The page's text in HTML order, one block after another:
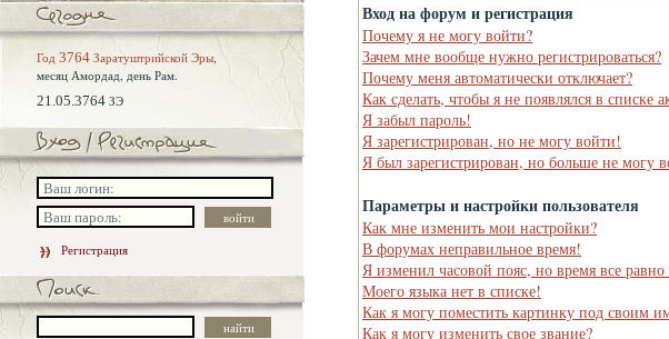
Год 3764 Заратуштрийской Эры,
месяц Амордад, день Рам.
21.05.3764 ЗЭ
Регистрация
Вход на форум и регистрация
Почему я не могу войти?
Зачем мне вообще нужно регистрироваться?
Почему меня автоматически отключает?
Как сделать, чтобы я не появлялся в списке
Я забыл пароль!
Я зарегистрирован, но не могу войти!
Я был зарегистрирован, но больше не могу
Параметры и настройки пользователя
Как мне изменить мои настройки?
В форумах неправильное время!
Я изменил часовой пояс, но время все
Моего языка нет в списке!
Как я могу поместить картинку под своим
Как я могу изменить свое звание?